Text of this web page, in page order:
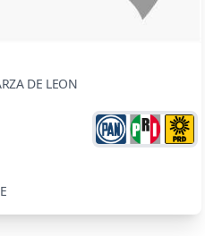
DE LEON